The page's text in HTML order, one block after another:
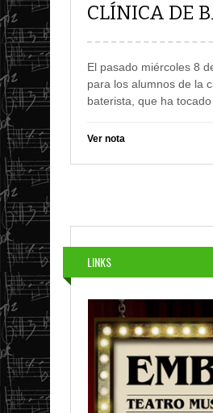
CLÍNICA DE
El pasado miércoles 8
para los alumnos de la
baterista, que ha
Ver nota
LINKS